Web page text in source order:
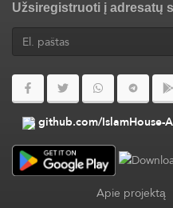
Užsiregistruoti į adresatų
github.com/IslamHouse-
Apie projektą